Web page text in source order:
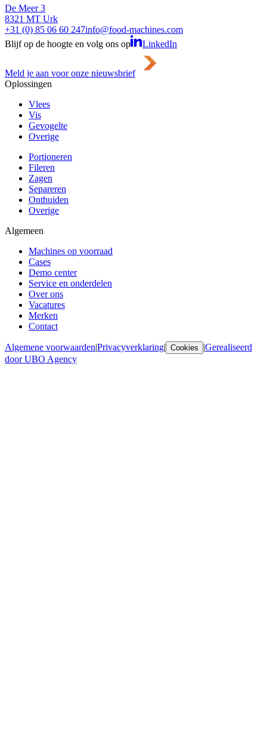
De Meer 3
8321 MT Urk
+31 (0) 85 06 60 247info@food-machines.com
Blijf op de hoogte en volg ons op
LinkedIn
Meld je aan voor onze nieuwsbrief
Oplossingen
Vlees
Vis
Gevogelte
Overige
Portioneren
Fileren
Zagen
Separeren
Onthuiden
Overige
Algemeen
Machines op voorraad
Cases
Demo center
Service en onderdelen
Over ons
Vacatures
Merken
Contact
Algemene voorwaarden|Privacyverklaring| Cookies |Gerealiseerd
door UBO Agency